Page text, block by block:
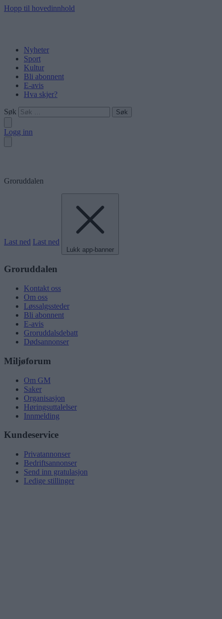
Hopp til hovedinnhold
Nyheter
Sport
Kultur
Bli abonnent
E-avis
Hva skjer?
Søk
Logg inn
Groruddalen
Last ned Last ned
Lukk app-banner
Groruddalen
Kontakt oss
Om oss
Løssalgssteder
Bli abonnent
E-avis
Groruddalsdebatt
Dødsannonser
Miljøforum
Om GM
Saker
Organisasjon
Høringsuttalelser
Innmelding
Kundeservice
Privatannonser
Bedriftsannonser
Send inn gratulasjon
Ledige stillinger